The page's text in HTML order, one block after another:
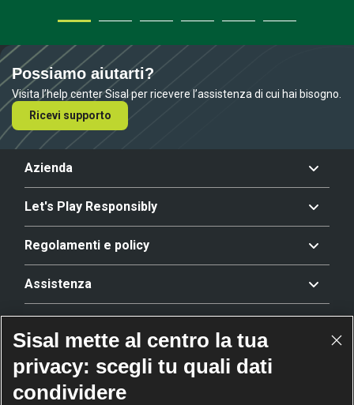
Possiamo aiutarti?
Visita l’help center Sisal per ricevere l’assistenza di cui hai bisogno.
Ricevi supporto
Azienda
Let's Play Responsibly
Regolamenti e policy
Assistenza
Riconoscimenti
Sisal mette al centro la tua
privacy: scegli tu quali dati
condividere